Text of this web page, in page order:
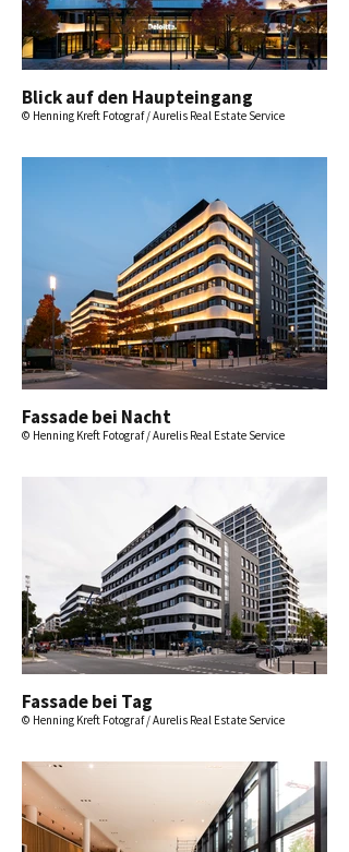
Blick auf den Haupteingang
© Henning Kreft Fotograf / Aurelis Real Estate Service
Fassade bei Nacht
© Henning Kreft Fotograf / Aurelis Real Estate Service
Fassade bei Tag
© Henning Kreft Fotograf / Aurelis Real Estate Service